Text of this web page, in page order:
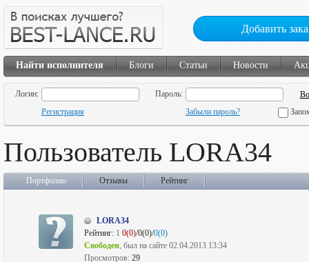
Добавить
Найти исполнителя Блоги Статьи Новости
Логин:
Пароль:
Регистрация
Забыли пароль?
Пользователь LORA34
Портфолио Отзывы Рейтинг
LORA34
Рейтинг: 1 0(0)/0(0)/0(0)
Свободен, был на сайте 02.04.2013 13:34
Просмотров: 29